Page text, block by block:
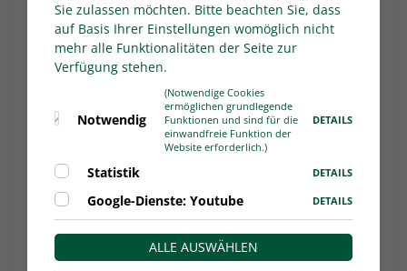
Foto/Video: WDFV
Sie zulassen möchten. Bitte beachten Sie, dass
auf Basis Ihrer Einstellungen womöglich nicht
mehr alle Funktionalitäten der Seite zur
Verfügung stehen.
Notwendig
(Notwendige Cookies
ermöglichen grundlegende
Funktionen und sind für die
einwandfreie Funktion der
Website erforderlich.)
DETAILS
Statistik DETAILS
Google-Dienste: Youtube DETAILS
ALLE AUSWÄHLEN